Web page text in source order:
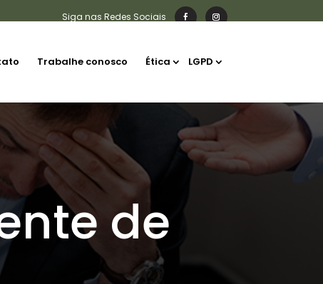
Trabalhe conosco Ética LGPD
de